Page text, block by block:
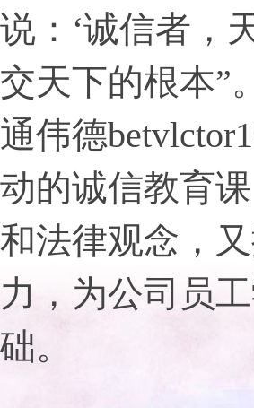
说：‘诚信者，
交天下的根本”
通​伟德
动的诚信教育
和法律观念，
力，为公司员
础。